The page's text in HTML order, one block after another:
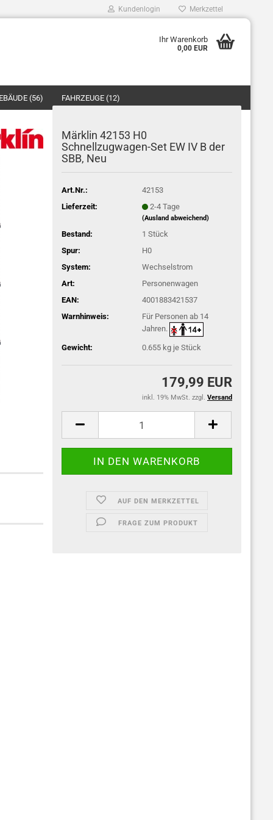
Kundenlogin
vergessen?
Merkzettel
Ihr Warenkorb
0,00 EUR
(56) FAHRZEUGE (12)
Märklin 42153 H0
Schnellzugwagen-Set EW IV B der
SBB, Neu
Art.Nr.:
42153
Lieferzeit:
2-4 Tage
(Ausland abweichend)
Bestand: 1 Stück
Spur:
H0
System:
Wechselstrom
Art:
Personenwagen
EAN:
4001883421537
Warnhinweis:
Für Personen ab 14
Jahren.
Gewicht: 0.655kg je Stück
179,99 EUR
inkl. 19% MwSt. zzgl. Versand
AUF DEN MERKZETTEL
FRAGE ZUM PRODUKT